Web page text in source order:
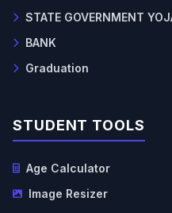
STATE GOVERNMENT
BANK
Graduation
STUDENT TOOLS
Age Calculator
Image Resizer